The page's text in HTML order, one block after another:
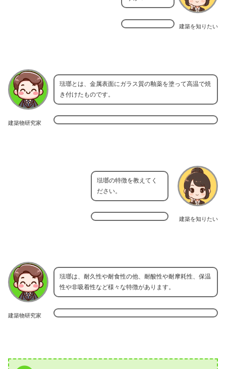
建築を知りたい
建築物研究家
琺瑯とは、金属表面にガラス質の釉薬を塗って高温で焼
き付けたものです。
建築を知りたい
琺瑯の特徴を教えてく
ださい。
建築物研究家
琺瑯は、耐久性や耐食性の他、耐酸性や耐摩耗性、保温
性や非吸着性など様々な特徴があります。